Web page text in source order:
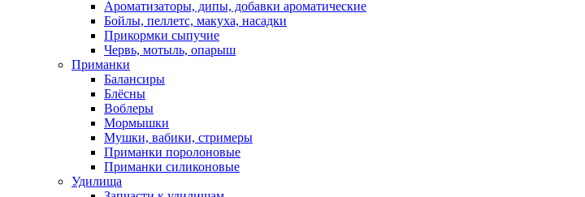
Ароматизаторы, дипы, добавки ароматические
Бойлы, пеллетс, макуха, насадки
Прикормки сыпучие
Червь, мотыль, опарыш
Приманки
Балансиры
Блёсны
Воблеры
Мормышки
Мушки, вабики, стримеры
Приманки поролоновые
Приманки силиконовые
Удилища